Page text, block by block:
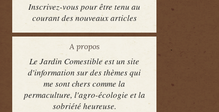
Inscrivez-vous pour être tenu au
courant des nouveaux articles
A propos
Le Jardin Comestible est un site
d'information sur des thèmes qui
me sont chers comme la
permaculture, l'agro-écologie et la
sobriété heureuse.